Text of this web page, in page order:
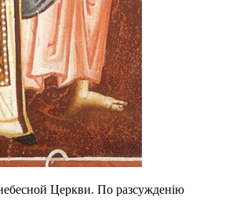
Церкви. По разсужденію